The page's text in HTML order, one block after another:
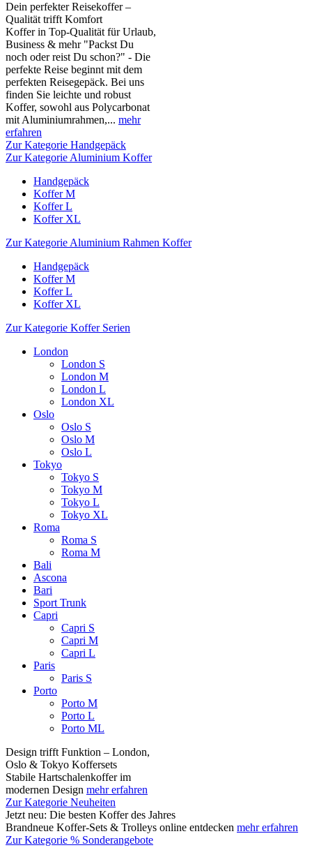
Dein perfekter Reisekoffer –
Qualität trifft Komfort
Koffer in Top-Qualität für Urlaub,
Business & mehr "Packst Du
noch oder reist Du schon?" - Die
perfekte Reise beginnt mit dem
perfekten Reisegepäck. Bei uns
finden Sie leichte und robust
Koffer, sowohl aus Polycarbonat
mit Aluminiumrahmen,... mehr
erfahren
Zur Kategorie Handgepäck
Zur Kategorie Aluminium Koffer
Handgepäck
Koffer M
Koffer L
Koffer XL
Zur Kategorie Aluminium Rahmen Koffer
Handgepäck
Koffer M
Koffer L
Koffer XL
Zur Kategorie Koffer Serien
London
London S
London M
London L
London XL
Oslo
Oslo S
Oslo M
Oslo L
Tokyo
Tokyo S
Tokyo M
Tokyo L
Tokyo XL
Roma
Roma S
Roma M
Bali
Ascona
Bari
Sport Trunk
Capri
Capri S
Capri M
Capri L
Paris
Paris S
Porto
Porto M
Porto L
Porto ML
Design trifft Funktion – London,
Oslo & Tokyo Koffersets
Stabile Hartschalenkoffer im
modernen Design mehr erfahren
Zur Kategorie Neuheiten
Jetzt neu: Die besten Koffer des Jahres
Brandneue Koffer-Sets & Trolleys online entdecken mehr erfahren
Zur Kategorie % Sonderangebote